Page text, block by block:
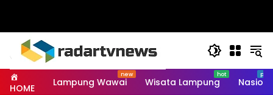
HOME Lampung Wawai Wisata Lampung